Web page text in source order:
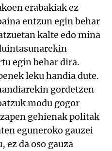
erabakiak ez
entzun egin behar
kalte edo mina
egin behar dira.
leku handia dute.
gordetzen
modu gogor
gehienak politak
eguneroko gauzei
ez da oso gauza